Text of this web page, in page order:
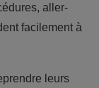
aller-
facilement à
leurs